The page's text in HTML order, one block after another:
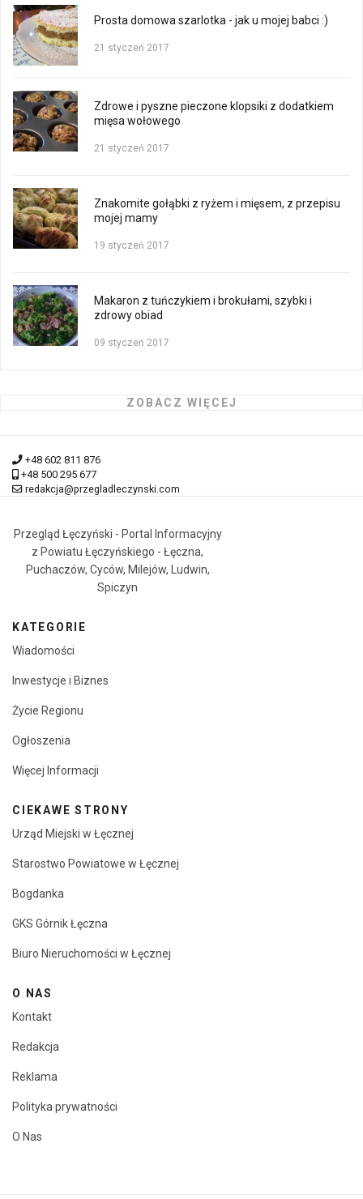
Prosta domowa szarlotka - jak u mojej babci :)
21 styczeń 2017
Zdrowe i pyszne pieczone klopsiki z dodatkiem
mięsa wołowego
21 styczeń 2017
Znakomite gołąbki z ryżem i mięsem, z przepisu
mojej mamy
19 styczeń 2017
Makaron z tuńczykiem i brokułami, szybki i
zdrowy obiad
09 styczeń 2017
ZOBACZ WIĘCEJ
+48 602 811 876
+48 500 295 677
redakcja@przegladleczynski.com
Przegląd Łęczyński - Portal Informacyjny
z Powiatu Łęczyńskiego - Łęczna,
Puchaczów, Cyców, Milejów, Ludwin,
Spiczyn
KATEGORIE
Wiadomości
Inwestycje i Biznes
Życie Regionu
Ogłoszenia
Więcej Informacji
CIEKAWE STRONY
Urząd Miejski w Łęcznej
Starostwo Powiatowe w Łęcznej
Bogdanka
GKS Górnik Łęczna
Biuro Nieruchomości w Łęcznej
O NAS
Kontakt
Redakcja
Reklama
Polityka prywatności
O Nas